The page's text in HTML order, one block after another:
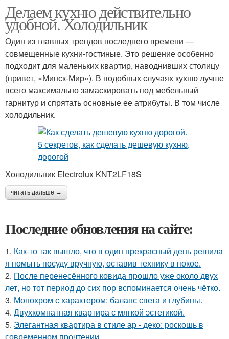
Делаем кухню действительно
удобной. Холодильник
Один из главных трендов последнего времени —
совмещенные кухни-гостиные. Это решение особенно
подходит для маленьких квартир, наводнивших столицу
(привет, «Минск-Мир»). В подобных случаях кухню лучше
всего максимально замаскировать под мебельный
гарнитур и спрятать основные ее атрибуты. В том числе
холодильник.
Холодильник Electrolux KNT2LF18S
читать дальше →
Последние обновления на сайте:
1. Как-то так вышло, что в один прекрасный день решила
я помыть посуду вручную, оставив технику в покое.
2. После перенесённого ковида прошло уже около двух
лет, но тот период до сих пор вспоминается очень чётко.
3. Монохром с характером: баланс света и глубины.
4. Двухкомнатная квартира с мягкой эстетикой.
5. Элегантная квартира в стиле ар - деко: роскошь в